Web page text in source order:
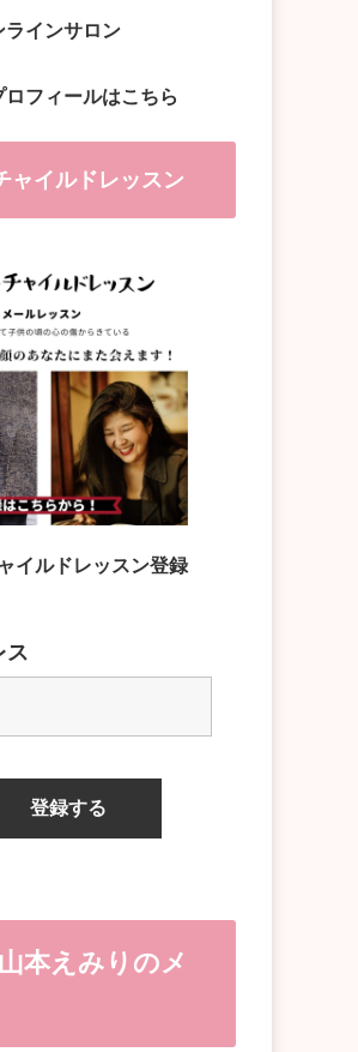
ラインサロン
フィールはこちら
ャイルドレッスン
イルドレッスン登録
ス
本えみりのメ